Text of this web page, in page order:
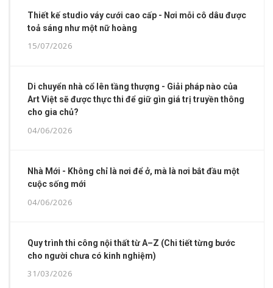
Thiết kế studio váy cưới cao cấp - Nơi mỗi cô dâu được
toả sáng như một nữ hoàng
15/07/2026
Di chuyển nhà cổ lên tầng thượng - Giải pháp nào của
Art Việt sẽ được thực thi để giữ gìn giá trị truyền thông
cho gia chủ?
04/06/2026
Nhà Mới - Không chỉ là nơi để ở, mà là nơi bắt đầu một
cuộc sống mới
04/06/2026
Quy trình thi công nội thất từ A–Z (Chi tiết từng bước
cho người chưa có kinh nghiệm)
31/03/2026